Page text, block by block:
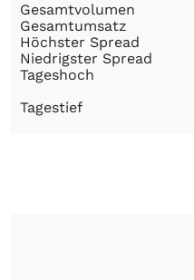
Gesamtvolumen
Gesamtumsatz
Höchster Spread
Niedrigster Spread
Tageshoch
Tagestief